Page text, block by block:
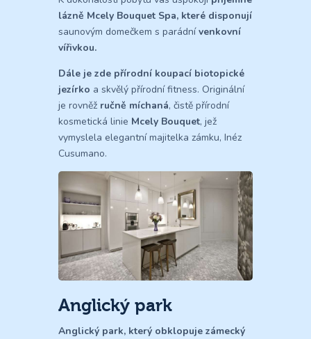
lázně Mcely Bouquet Spa, které disponují
saunovým domečkem s parádnívenkovní
vířivkou.
Dále je zde přírodní koupací biotopické
jezírko a skvělý přírodní fitness. Originální
je rovněž ručně míchaná, čistě přírodní
kosmetická linie Mcely Bouquet, jež
vymyslela elegantní majitelka zámku, Inéz
Cusumano.
Anglický park
Anglický park, který obklopuje zámecký